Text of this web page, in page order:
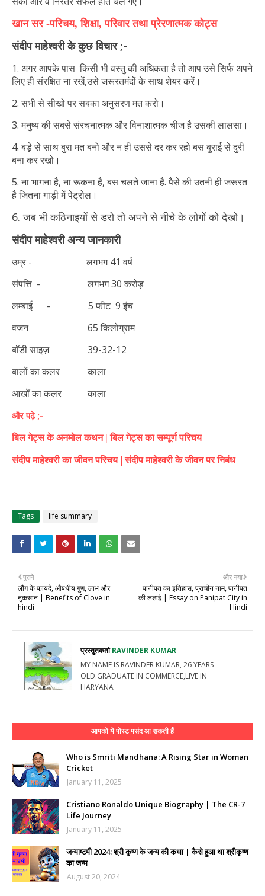
खान सर -परिचय, शिक्षा, परिवार तथा प्रेरणात्मक कोट्स
संदीप माहेश्वरी के कुछ विचार ;-
1. अगर आपके पास किसी भी वस्तु की अधिकता है तो आप उसे सिर्फ अपने
लिए ही संरक्षित ना रखें,उसे जरूरतमंदों के साथ शेयर करें।
2. सभी से सीखो पर सबका अनुसरण मत करो।
3. मनुष्य की सबसे संरचनात्मक और विनाशात्मक चीज है उसकी लालसा।
4. बड़े से साथ बुरा मत बनो और न ही उससे दर कर रहो बस बुराई से दुरी
बना कर रखो।
5. ना भागना है, ना रूकना है, बस चलते जाना है. पैसे की उतनी ही जरूरत
है जितना गाड़ी में पेट्रोल।
6. जब भी कठिनाइयों से डरो तो अपने से नीचे के लोगों को देखो।
संदीप माहेश्वरीअन्य जानकारी
उम्र - लगभग 41 वर्ष
संपत्ति - लगभग 30 करोड़
लम्बाई - 5 फीट 9 इंच
वजन
65 किलोग्राम
बॉडी साइज़
39-32-12
बालों का कलर
काला
आखोँ का कलर
काला
और पढ़े ;-
बिल गेट्स के अनमोल कथन |बिल गेट्स का सम्पूर्ण परिचय
संदीप माहेश्वरी का जीवन परिचय | संदीप माहेश्वरी के जीवन पर निबंध
Tags life summary
और नया
पानीपत का इतिहास, प्राचीन नाम, पानीपत
की लड़ाई | Essay on Panipat City in
Hindi
पुराने
लौंग के फायदे, औषधीय गुण, लाभ और
नुकसान | Benefits of Clove in
hindi
प्रस्तुतकर्ताRAVINDER KUMAR
MY NAME IS RAVINDER KUMAR, 26 YEARS
OLD.GRADUATE IN COMMERCE,LIVE IN
HARYANA
आपको ये पोस्ट पसंद आ सकती हैं
Who is Smriti Mandhana: A Rising Star in Woman
Cricket
January 11, 2025
Cristiano Ronaldo Unique Biography | The CR-7
Life Journey
January 11, 2025
जन्माष्टमी 2024: श्री कृष्ण के जन्म की कथा | कैसे हुआ था श्रीकृष्ण
का जन्म
August 20, 2024